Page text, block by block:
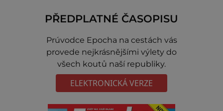
PŘEDPLATNÉ ČASOPISU
Prúvodce Epocha na cestách vás
provede nejkrásnějšími výlety do
všech koutů naší republiky.
ELEKTRONICKÁ VERZE